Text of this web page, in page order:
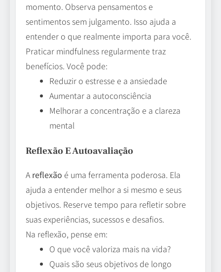
momento. Observa pensamentos e
sentimentos sem julgamento. Isso ajuda a
entender o que realmente importa para você.
Praticar mindfulness regularmente traz
benefícios. Você pode:
Reduzir o estresse e a ansiedade
Aumentar a autoconsciência
Melhorar a concentração e a clareza
mental
Reflexão E Autoavaliação
A reflexão é uma ferramenta poderosa. Ela
ajuda a entender melhor a si mesmo e seus
objetivos. Reserve tempo para refletir sobre
suas experiências, sucessos e desafios.
Na reflexão, pense em:
O que você valoriza mais na vida?
Quais são seus objetivos de longo